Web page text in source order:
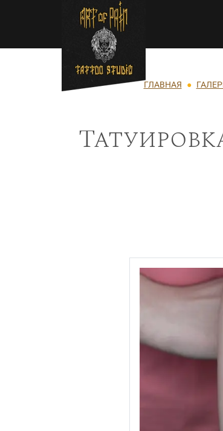
Перейти к основному содержанию
СтрокаГЛАВНАЯ